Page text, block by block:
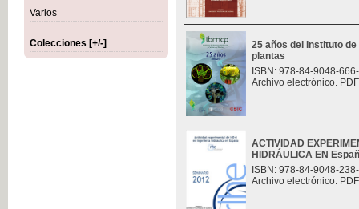
Varios
Colecciones [+/-]
25 años del Instituto
plantas
ISBN: 978-84-9048-
Archivo electrónico.
ACTIVIDAD
HIDRÁULICA EN
ISBN: 978-84-9048-
Archivo electrónico.